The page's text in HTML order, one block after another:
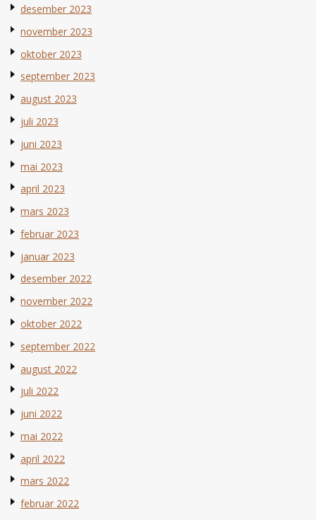
desember 2023
november 2023
oktober 2023
september 2023
august 2023
juli 2023
juni 2023
mai 2023
april 2023
mars 2023
februar 2023
januar 2023
desember 2022
november 2022
oktober 2022
september 2022
august 2022
juli 2022
juni 2022
mai 2022
april 2022
mars 2022
februar 2022